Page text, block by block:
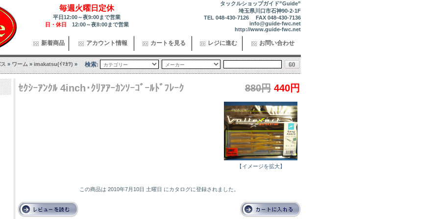
毎週火曜日定休
平日12:00～夜9:00まで営業
日・休日 12:00～夜8:00まで営業
タックルショップガイド”Guide”
埼玉県川口市石神90-2-1F
TEL 048-430-7126 FAX 048-430-7136
info@guide-fwc.net
http://www.guide-fwc.net
新着商品 アカウント情報 カートを見る レジに進む お問い合わせ
»ワーム»imakatsu(ｲﾏｶﾂ)» 検索:
ｾｸｼｰｱﾝｸﾙ 4inch･ｸﾘｱｱｰｶﾝｿｰｺﾞｰﾙﾄﾞﾌﾚｰｸ 880円 440円
【イメージを拡大】
この商品は 2010年7月10日 土曜日 にカタログに登録されました。